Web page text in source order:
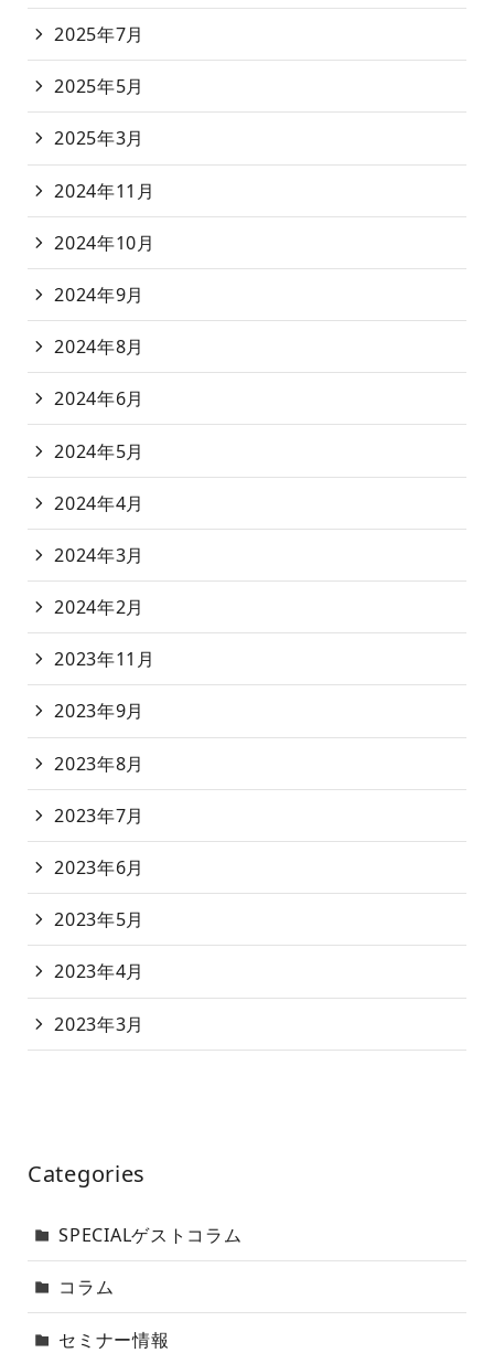
2025年7月
2025年5月
2025年3月
2024年11月
2024年10月
2024年9月
2024年8月
2024年6月
2024年5月
2024年4月
2024年3月
2024年2月
2023年11月
2023年9月
2023年8月
2023年7月
2023年6月
2023年5月
2023年4月
2023年3月
Categories
SPECIALゲストコラム
コラム
セミナー情報